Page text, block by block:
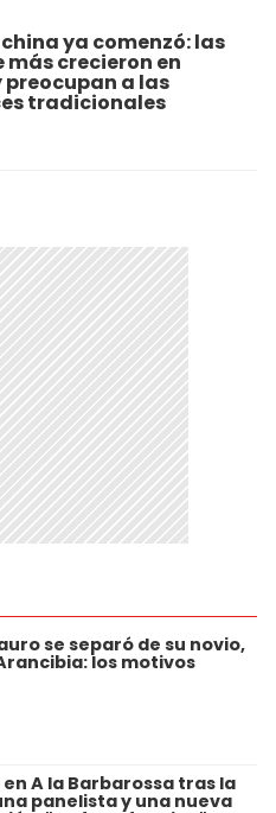
ya comenzó: las
más crecieron en
a las
tradicionales
se separó de su novio,
los motivos
en A la Barbarossa tras la
panelista y una nueva